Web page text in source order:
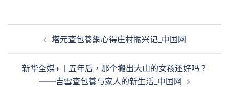
塔元查包養網心得庄村振兴记_中国网
新华全媒+丨五年后，那个搬出大山的女孩还好吗？
——吉雪查包養与家人的新生活_中国网